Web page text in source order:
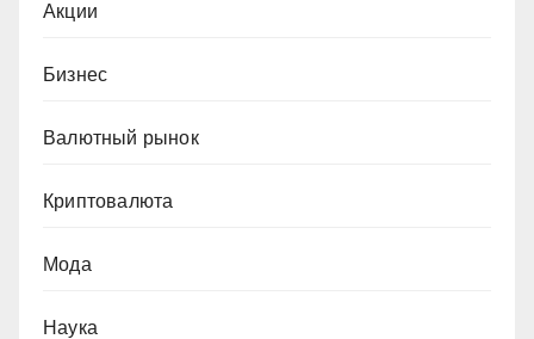
Акции
Бизнес
Валютный рынок
Криптовалюта
Мода
Наука